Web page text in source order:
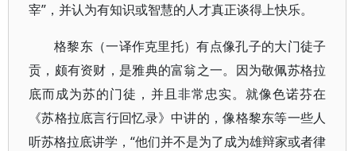
宰”，并认为有知识或智慧的人才真正谈得上快乐。
格黎东（一译作克里托）有点像孔子的大门徒子
贡，颇有资财，是雅典的富翁之一。因为敬佩苏格拉
底而成为苏的门徒，并且非常忠实。就像色诺芬在
《苏格拉底言行回忆录》中讲的，像格黎东等一些人
听苏格拉底讲学，“他们并不是为了成为雄辩家或者律